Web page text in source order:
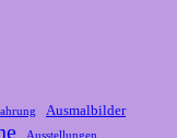
Ausmalbilder